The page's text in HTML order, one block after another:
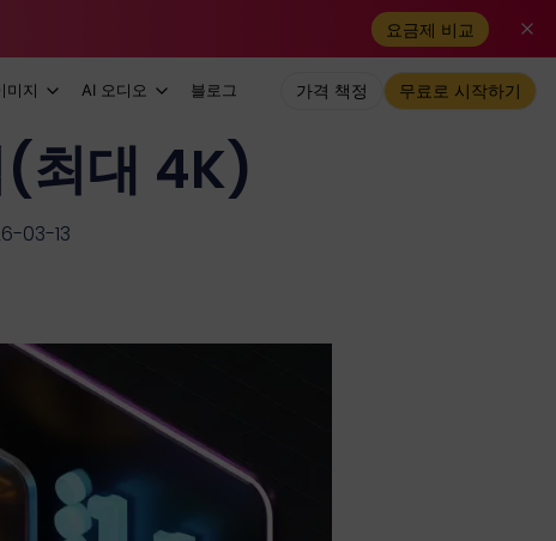
요금제 비교
미지 AI 오디오 블로그 가격 책정 무료로 시작하기
(최대 4K)
03-13